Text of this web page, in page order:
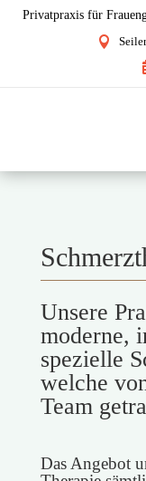
Privatpraxis für

Unsere
moderne,
spezielle
welche
Team
Das Angebot